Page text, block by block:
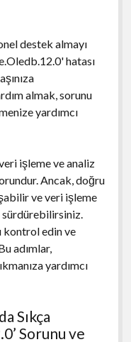
destek almayı
hatası
almak, sorunu
yardımcı
işleme ve analiz
Ancak, doğru
ve veri işleme
kontrol edin ve
adımlar,
yardımcı
Sıkça
Sorunu ve